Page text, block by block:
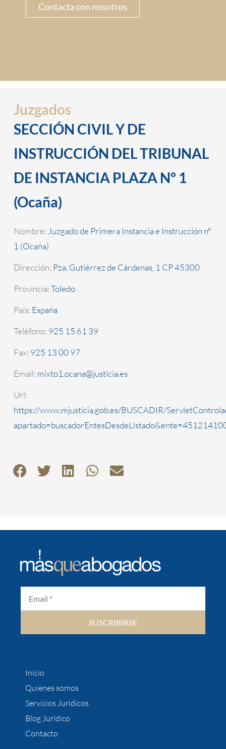
Contacta con nosotros
Juzgados
SECCIÓN CIVIL Y DE
INSTRUCCIÓN DEL TRIBUNAL
DE INSTANCIA PLAZA Nº 1
(Ocaña)
Nombre:Juzgado de Primera Instancia e Instrucción nº
1 (Ocaña)
Dirección: Pza. Gutiérrez de Cárdenas, 1 CP 45300
Provincia:Toledo
País: España
Teléfono: 925 15 61 39
Fax: 925 13 00 97
Email: mixto1.ocana@justicia.es
Url:
https://www.mjusticia.gob.es/BUSCADIR/
SUSCRIBIRSE
Inicio
Quienes somos
Servicios Jurídicos
Blog Jurídico
Contacto